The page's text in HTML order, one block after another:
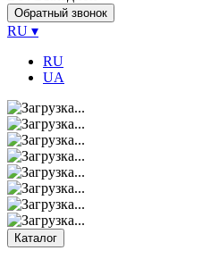
Обратный звонок
RU ▾
RU
UA
Каталог